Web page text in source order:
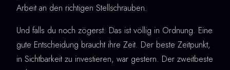
Arbeit an den richtigen Stellschrauben.
Und falls du noch zögerst: Das ist völlig in Ordnung. Eine
gute Entscheidung braucht ihre Zeit. Der beste Zeitpunkt,
in Sichtbarkeit zu investieren, war gestern. Der zweitbeste